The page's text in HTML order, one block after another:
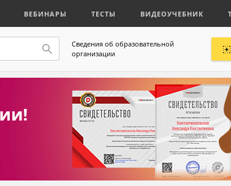
ВЕБИНАРЫ ТЕСТЫ ВИДЕОУЧЕБНИК
Сведения об образовательной
организации